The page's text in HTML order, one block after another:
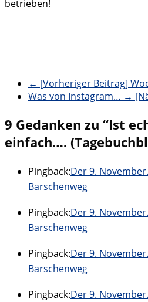
betrieben!
← [Vorheriger Beitrag]
Was von Instagram… →
9 Gedanken zu “Ist
einfach….
Pingback:Der 9.
Barschenweg
Pingback:Der 9.
Barschenweg
Pingback:Der 9.
Barschenweg
Pingback:Der 9.